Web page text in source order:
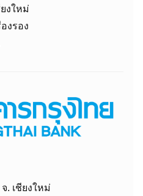
งใหม่
งรอง
. เชียงใหม่